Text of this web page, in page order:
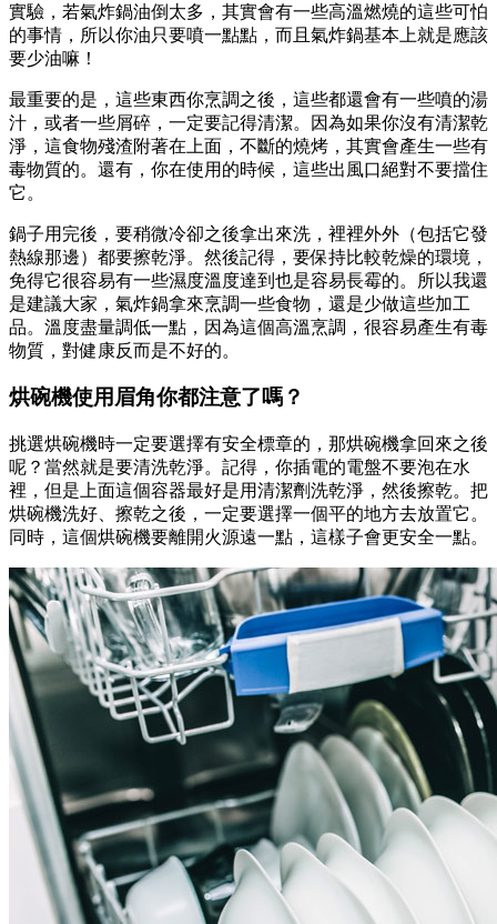
實驗，若氣炸鍋油倒太多，其實會有一些高溫燃燒的這些可怕
的事情，所以你油只要噴一點點，而且氣炸鍋基本上就是應該
要少油嘛！
最重要的是，這些東西你烹調之後，這些都還會有一些噴的湯
汁，或者一些屑碎，一定要記得清潔。因為如果你沒有清潔乾
淨，這食物殘渣附著在上面，不斷的燒烤，其實會產生一些有
毒物質的。還有，你在使用的時候，這些出風口絕對不要擋住
它。
鍋子用完後，要稍微冷卻之後拿出來洗，裡裡外外（包括它發
熱線那邊）都要擦乾淨。然後記得，要保持比較乾燥的環境，
免得它很容易有一些濕度溫度達到也是容易長霉的。所以我還
是建議大家，氣炸鍋拿來烹調一些食物，還是少做這些加工
品。溫度盡量調低一點，因為這個高溫烹調，很容易產生有毒
物質，對健康反而是不好的。
烘碗機使用眉角你都注意了嗎？
挑選烘碗機時一定要選擇有安全標章的，那烘碗機拿回來之後
呢？當然就是要清洗乾淨。記得，你插電的電盤不要泡在水
裡，但是上面這個容器最好是用清潔劑洗乾淨，然後擦乾。把
烘碗機洗好、擦乾之後，一定要選擇一個平的地方去放置它。
同時，這個烘碗機要離開火源遠一點，這樣子會更安全一點。